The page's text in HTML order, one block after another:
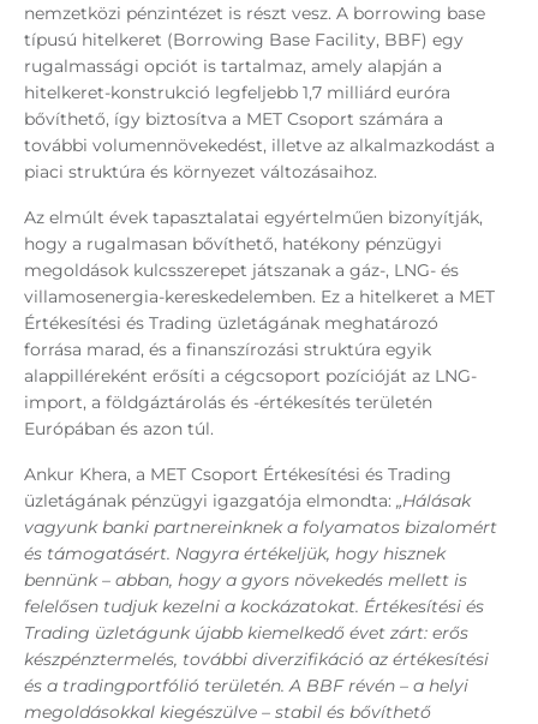
nemzetközi pénzintézet is részt vesz. A borrowing base
típusú hitelkeret (Borrowing Base Facility, BBF) egy
rugalmassági opciót is tartalmaz, amely alapján a
hitelkeret-konstrukció legfeljebb 1,7 milliárd euróra
bővíthető, így biztosítva a MET Csoport számára a
további volumennövekedést, illetve az alkalmazkodást a
piaci struktúra és környezet változásaihoz.
Az elmúlt évek tapasztalatai egyértelműen bizonyítják,
hogy a rugalmasan bővíthető, hatékony pénzügyi
megoldások kulcsszerepet játszanak a gáz-, LNG- és
villamosenergia-kereskedelemben. Ez a hitelkeret a MET
Értékesítési és Trading üzletágának meghatározó
forrása marad, és a finanszírozási struktúra egyik
alappilléreként erősíti a cégcsoport pozícióját az LNG-
import, a földgáztárolás és -értékesítés területén
Európában és azon túl.
Ankur Khera, a MET Csoport Értékesítési és Trading
üzletágának pénzügyi igazgatója elmondta: „Hálásak
vagyunk banki partnereinknek a folyamatos bizalomért
és támogatásért. Nagyra értékeljük, hogy hisznek
bennünk – abban, hogy a gyors növekedés mellett is
felelősen tudjuk kezelni a kockázatokat. Értékesítési és
Trading üzletágunk újabb kiemelkedő évet zárt: erős
készpénztermelés, további diverzifikáció az értékesítési
és a tradingportfólió területén. A BBF révén – a helyi
megoldásokkal kiegészülve – stabil és bővíthető